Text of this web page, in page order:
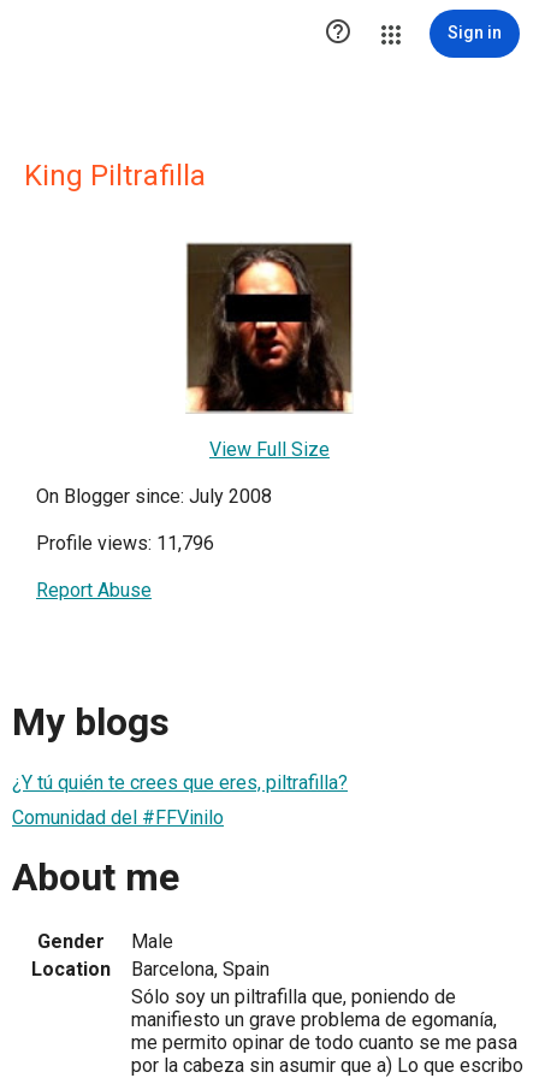
 Sign in
King Piltrafilla
View Full Size
On Blogger since: July 2008
Profile views: 11,796
Report Abuse
My blogs
¿Y tú quién te crees que eres, piltrafilla?
Comunidad del #FFVinilo
About me
Gender
Male
Location
Barcelona, Spain
Sólo soy un piltrafilla que, poniendo de
manifiesto un grave problema de egomanía,
me permito opinar de todo cuanto se me pasa
por la cabeza sin asumir que a) Lo que escribo